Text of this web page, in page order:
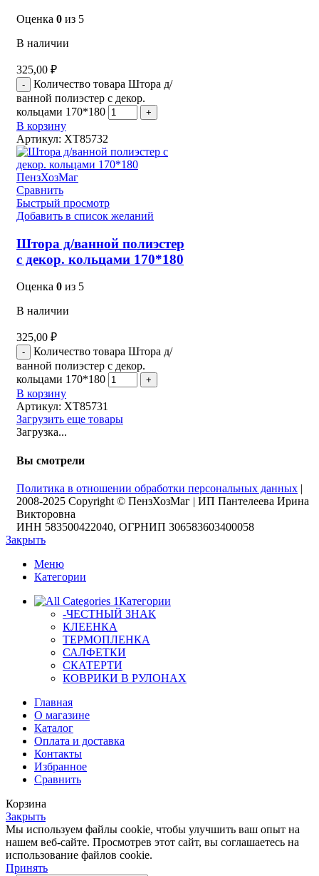
Оценка 0 из 5
В наличии
325,00 ₽
Количество товара Штора д/
ванной полиэстер с декор.
кольцами 170*180
В корзину
Артикул: XT85732
Сравнить
Быстрый просмотр
Добавить в список желаний
Штора д/ванной полиэстер
с декор. кольцами 170*180
Оценка 0 из 5
В наличии
325,00 ₽
Количество товара Штора д/
ванной полиэстер с декор.
кольцами 170*180
В корзину
Артикул: XT85731
Загрузить еще товары
Загрузка...
Вы смотрели
Политика в отношении обработки персональных данных |
2008-2025 Copyright © ПензХозМаг | ИП Пантелеева Ирина
Викторовна
ИНН 583500422040, ОГРНИП 306583603400058
Закрыть
Меню
Категории
Категории
-ЧЕСТНЫЙ ЗНАК
КЛЕЕНКА
ТЕРМОПЛЕНКА
САЛФЕТКИ
СКАТЕРТИ
КОВРИКИ В РУЛОНАХ
Главная
О магазине
Каталог
Оплата и доставка
Контакты
Избранное
Сравнить
Корзина
Закрыть
Мы используем файлы cookie, чтобы улучшить ваш опыт на
нашем веб-сайте. Просмотрев этот сайт, вы соглашаетесь на
использование файлов cookie.
Принять